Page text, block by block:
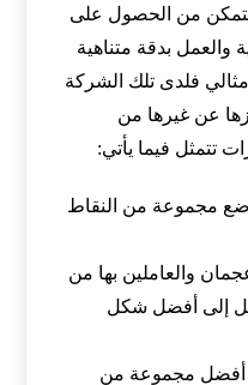
من الحصول على
والعمل بدقة متناهية
فلدى تلك الشركة
عن غيرها من
تتمثل فيما يأتي:
مجموعة من النقاط
والعاملين بها من
إلى أفضل شكل
أفضل مجموعة من